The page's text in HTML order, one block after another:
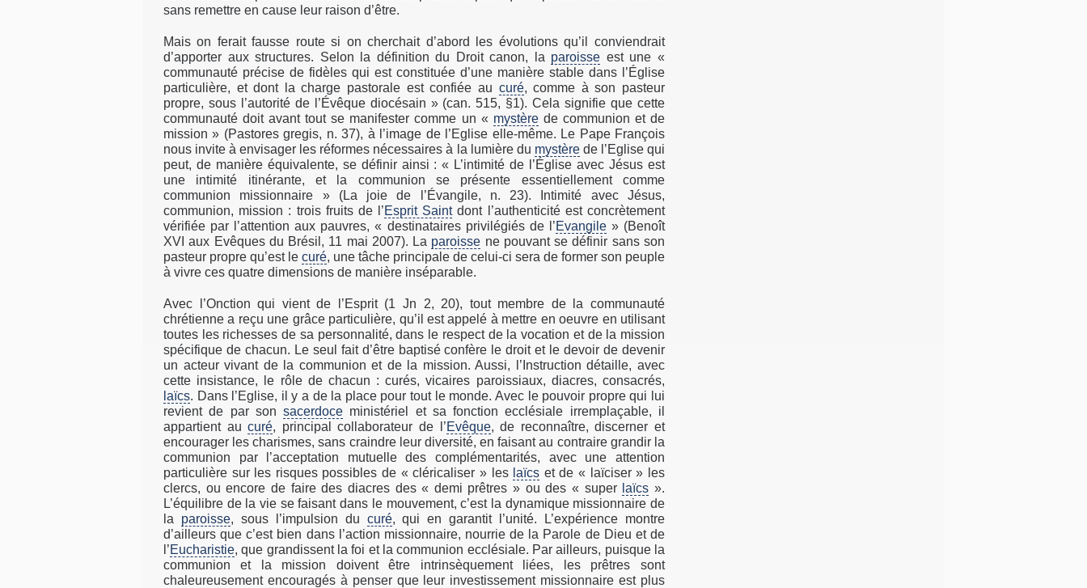
sans remettre en cause leur raison d’être.
Mais on ferait fausse route si on cherchait d’abord les évolutions qu’il conviendrait
d’apporter aux structures. Selon la définition du Droit canon, la paroisse est une «
communauté précise de fidèles qui est constituée d’une manière stable dans l’Église
particulière, et dont la charge pastorale est confiée au curé, comme à son pasteur
propre, sous l’autorité de l’Évêque diocésain » (can. 515, §1). Cela signifie que cette
communauté doit avant tout se manifester comme un « mystèrede communion et de
mission » (Pastores gregis, n. 37), à l’image de l’Eglise elle-même. Le Pape François
nous invite à envisager les réformes nécessaires à la lumière du mystèrede l’Eglise qui
peut, de manière équivalente, se définir ainsi : « L’intimité de l’Église avec Jésus est
une intimité itinérante, et la communion se présente essentiellement comme
communion missionnaire » (La joie de l’Évangile, n. 23). Intimité avec Jésus,
communion, mission : trois fruits de l’Esprit Saintdont l’authenticité est concrètement
vérifiée par l’attention aux pauvres, « destinataires privilégiés de l’Evangile» (Benoît
XVI aux Evêques du Brésil, 11 mai 2007). La paroisse ne pouvant se définir sans son
pasteur propre qu’est le curé, une tâche principale de celui-ci sera de former son peuple
à vivre ces quatre dimensions de manière inséparable.
Avec l’Onction qui vient de l’Esprit (1 Jn 2, 20), tout membre de la communauté
chrétienne a reçu une grâce particulière, qu’il est appelé à mettre en oeuvre en utilisant
toutes les richesses de sa personnalité, dans le respect de la vocation et de la mission
spécifique de chacun. Le seul fait d’être baptisé confère le droit et le devoir de devenir
un acteur vivant de la communion et de la mission. Aussi, l’Instruction détaille, avec
cette insistance, le rôle de chacun : curés, vicaires paroissiaux, diacres, consacrés,
laïcs. Dans l’Eglise, il y a de la place pour tout le monde. Avec le pouvoir propre qui lui
revient de par sonsacerdoce ministériel et sa fonction ecclésiale irremplaçable, il
appartient aucuré, principal collaborateur de l’Evêque, de reconnaître, discerner et
encourager les charismes, sans craindre leur diversité, en faisant au contraire grandir la
communion par l’acceptation mutuelle des complémentarités, avec une attention
particulière sur les risques possibles de « cléricaliser » les laïcs et de « laïciser » les
clercs, ou encore de faire des diacres des « demi prêtres » ou des « super laïcs ».
L’équilibre de la vie se faisant dans le mouvement, c’est la dynamique missionnaire de
la paroisse, sous l’impulsion du curé, qui en garantit l’unité. L’expérience montre
d’ailleurs que c’est bien dans l’action missionnaire, nourrie de la Parole de Dieu et de
l’Eucharistie, que grandissent la foi et la communion ecclésiale. Par ailleurs, puisque la
communion et la mission doivent être intrinsèquement liées, les prêtres sont
chaleureusement encouragés à penser que leur investissement missionnaire est plus